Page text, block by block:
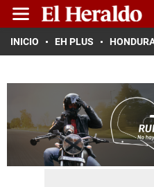
INICIO EH PLUS